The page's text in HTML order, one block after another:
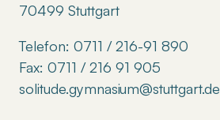
70499 Stuttgart
Telefon: 0711 / 216-91 890
Fax: 0711 / 216 91 905
solitude.gymnasium@stuttgart.de